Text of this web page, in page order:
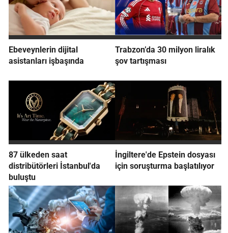
Ebeveynlerin dijital
asistanları işbaşında
Trabzon’da 30 milyon liralık
şov tartışması
87 ülkeden saat
distribütörleri İstanbul'da
buluştu
İngiltere'de Epstein dosyası
için soruşturma başlatılıyor